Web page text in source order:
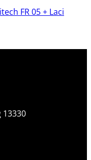
FR 05 + Laci
13330